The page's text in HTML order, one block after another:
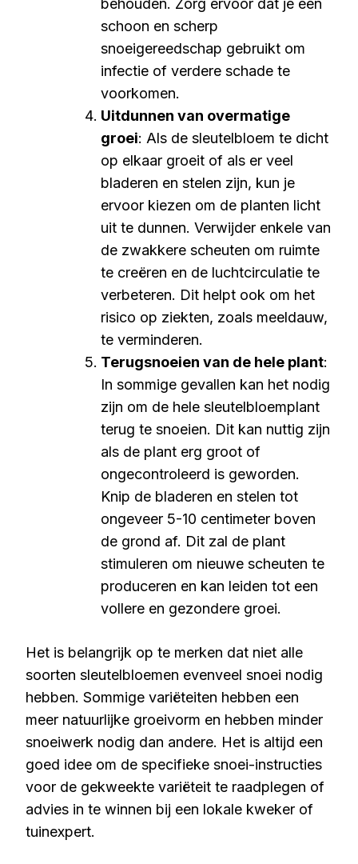
behouden. Zorg ervoor dat je een
schoon en scherp
snoeigereedschap gebruikt om
infectie of verdere schade te
voorkomen.
Uitdunnen van overmatige
groei: Als de sleutelbloem te dicht
op elkaar groeit of als er veel
bladeren en stelen zijn, kun je
ervoor kiezen om de planten licht
uit te dunnen. Verwijder enkele van
de zwakkere scheuten om ruimte
te creëren en de luchtcirculatie te
verbeteren. Dit helpt ook om het
risico op ziekten, zoals meeldauw,
te verminderen.
Terugsnoeien van de hele plant:
In sommige gevallen kan het nodig
zijn om de hele sleutelbloemplant
terug te snoeien. Dit kan nuttig zijn
als de plant erg groot of
ongecontroleerd is geworden.
Knip de bladeren en stelen tot
ongeveer 5-10 centimeter boven
de grond af. Dit zal de plant
stimuleren om nieuwe scheuten te
produceren en kan leiden tot een
vollere en gezondere groei.
Het is belangrijk op te merken dat niet alle
soorten sleutelbloemen evenveel snoei nodig
hebben. Sommige variëteiten hebben een
meer natuurlijke groeivorm en hebben minder
snoeiwerk nodig dan andere. Het is altijd een
goed idee om de specifieke snoei-instructies
voor de gekweekte variëteit te raadplegen of
advies in te winnen bij een lokale kweker of
tuinexpert.